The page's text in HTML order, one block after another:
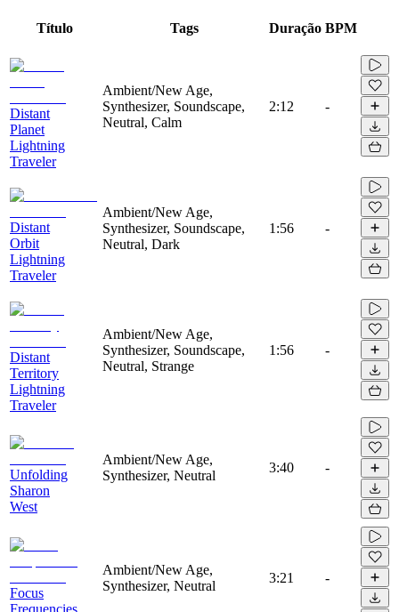
Título Tags Duração BPM
Distant
Planet
Lightning
Traveler
Ambient/New Age,
Synthesizer, Soundscape,
Neutral, Calm
2:12 -
Distant
Orbit
Lightning
Traveler
Ambient/New Age,
Synthesizer, Soundscape,
Neutral, Dark
1:56 -
Distant
Territory
Lightning
Traveler
Ambient/New Age,
Synthesizer, Soundscape,
Neutral, Strange
1:56 -
Unfolding
Sharon
West
Ambient/New Age,
Synthesizer, Neutral
3:40 -
Focus
Frequencies
Ambient/New Age,
Synthesizer, Neutral
3:21 -